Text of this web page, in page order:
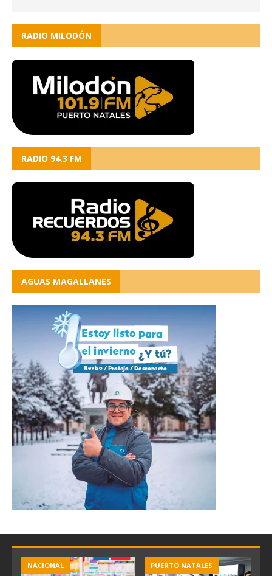
RADIO MILODÓN
RADIO 94.3 FM
AGUAS MAGALLANES
NACIONAL PUERTO NATALES